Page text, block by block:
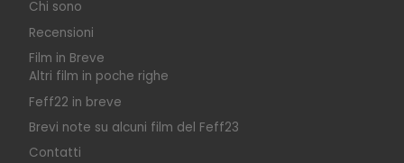
Chi sono
Recensioni
Film in Breve
Altri film in poche righe
Feff22 in breve
Brevi note su alcuni film del Feff23
Contatti